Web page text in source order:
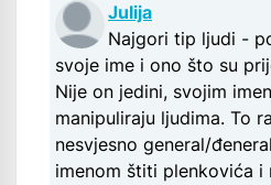
Julija
Najgori tip ljudi -
svoje ime i ono što su
Nije on jedini, svojim
manipuliraju ljudima. To
nesvjesno general/
imenom štiti plenkovića i